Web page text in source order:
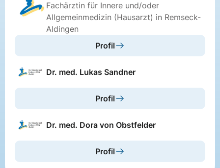
Fachärztin für Innere und/oder
Allgemeinmedizin (Hausarzt) in Remseck-
Aldingen
Profil
Dr. med. Lukas Sandner
Profil
Dr. med. Dora von Obstfelder
Profil